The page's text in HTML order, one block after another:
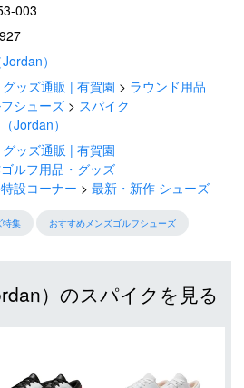
003
）
ッズ通販 | 有賀園
ラウンド用品
シューズ
スパイク
Jordan）
ッズ通販 | 有賀園
ルフ用品・グッズ
設コーナー
最新・新作 シューズ
特集 おすすめメンズゴルフシューズ
）のスパイクを見る